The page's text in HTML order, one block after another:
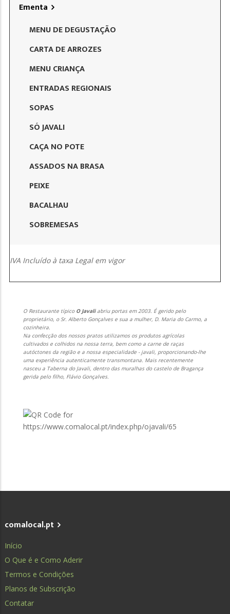
Ementa
MENU DE DEGUSTAÇÃO
CARTA DE ARROZES
MENU CRIANÇA
ENTRADAS REGIONAIS
SOPAS
SÓ JAVALI
CAÇA NO POTE
ASSADOS NA BRASA
PEIXE
BACALHAU
SOBREMESAS
IVA Incluído à taxa Legal em vigor
O Restaurante típico O Javaliabriu portas em 2003. É gerido pelo
proprietário, o Sr. Alberto Gonçalves e sua a mulher, D. Maria do Carmo, a
cozinheira.
Na confecção dos nossos pratos utilizamos os produtos agrícolas
cultivados e colhidos na nossa terra, bem como a carne de raças
autóctones da região e a nossa especialidade - javali, proporcionando-lhe
uma experiência autenticamente transmontana. Mais recentemente
nasceu a Taberna do Javali, dentro das muralhas do castelo de Bragança
gerida pelo filho, Flávio Gonçalves.
comalocal.pt
Início
O Que é e Como Aderir
Termos e Condições
Planos de Subscrição
Contatar